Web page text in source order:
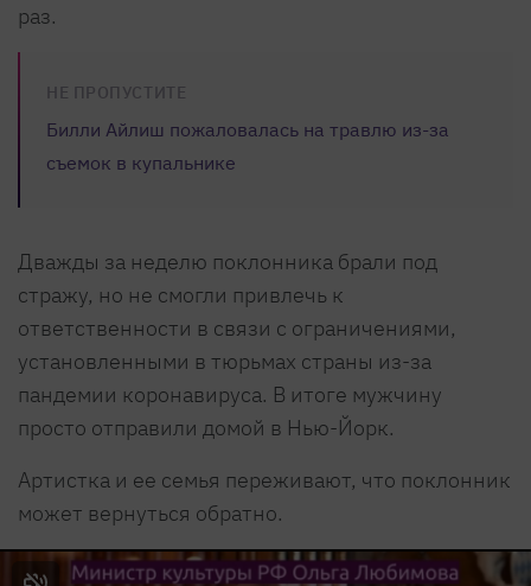
раз.
НЕ ПРОПУСТИТЕ
Билли Айлиш пожаловалась на травлю из-за
съемок в купальнике
Дважды за неделю поклонника брали под
стражу, но не смогли привлечь к
ответственности в связи с ограничениями,
установленными в тюрьмах страны из-за
пандемии коронавируса. В итоге мужчину
просто отправили домой в Нью-Йорк.
Артистка и ее семья переживают, что поклонник
может вернуться обратно.